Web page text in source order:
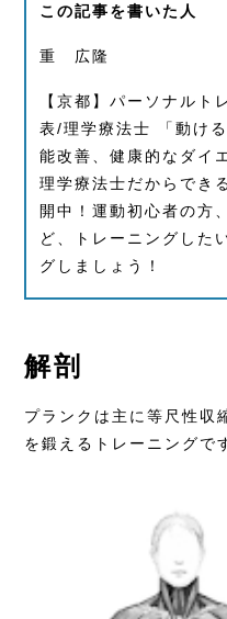
この記事を書いた人
重 広隆
【京都】パーソナル
表/理学療法士 「動け
能改善、健康的なダイ
理学療法士だからでき
開中！運動初心者の方
ど、トレーニングした
グしましょう！
解剖
プランクは主に等尺性収
を鍛えるトレーニングで